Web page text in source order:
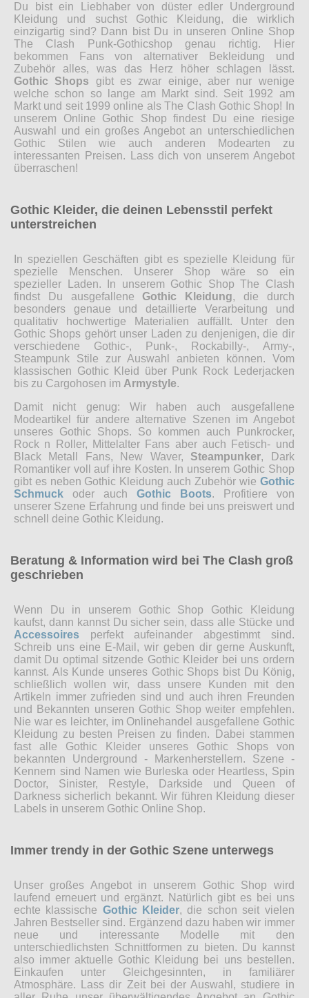
Du bist ein Liebhaber von düster edler Underground
Kleidung und suchst Gothic Kleidung, die wirklich
einzigartig sind? Dann bist Du in unseren Online Shop
The Clash Punk-Gothicshop genau richtig. Hier
bekommen Fans von alternativer Bekleidung und
Zubehör alles, was das Herz höher schlagen lässt.
Gothic Shops gibt es zwar einige, aber nur wenige
welche schon so lange am Markt sind. Seit 1992 am
Markt und seit 1999 online als The Clash Gothic Shop! In
unserem Online Gothic Shop findest Du eine riesige
Auswahl und ein großes Angebot an unterschiedlichen
Gothic Stilen wie auch anderen Modearten zu
interessanten Preisen. Lass dich von unserem Angebot
überraschen!
Gothic Kleider, die deinen Lebensstil perfekt
unterstreichen
In speziellen Geschäften gibt es spezielle Kleidung für
spezielle Menschen. Unserer Shop wäre so ein
spezieller Laden. In unserem Gothic Shop The Clash
findst Du ausgefallene Gothic Kleidung, die durch
besonders genaue und detaillierte Verarbeitung und
qualitativ hochwertige Materialien auffällt. Unter den
Gothic Shops gehört unser Laden zu denjenigen, die dir
verschiedene Gothic-, Punk-, Rockabilly-, Army-,
Steampunk Stile zur Auswahl anbieten können. Vom
klassischen Gothic Kleid über Punk Rock Lederjacken
bis zu Cargohosen im Armystyle.
Damit nicht genug: Wir haben auch ausgefallene
Modeartikel für andere alternative Szenen im Angebot
unseres Gothic Shops. So kommen auch Punkrocker,
Rock n Roller, Mittelalter Fans aber auch Fetisch- und
Black Metall Fans, New Waver, Steampunker, Dark
Romantiker voll auf ihre Kosten. In unserem Gothic Shop
gibt es neben Gothic Kleidung auch Zubehör wie Gothic
Schmuck oder auch Gothic Boots. Profitiere von
unserer Szene Erfahrung und finde bei uns preiswert und
schnell deine Gothic Kleidung.
Beratung & Information wird bei The Clash groß
geschrieben
Wenn Du in unserem Gothic Shop Gothic Kleidung
kaufst, dann kannst Du sicher sein, dass alle Stücke und
Accessoires perfekt aufeinander abgestimmt sind.
Schreib uns eine E-Mail, wir geben dir gerne Auskunft,
damit Du optimal sitzende Gothic Kleider bei uns ordern
kannst. Als Kunde unseres Gothic Shops bist Du König,
schließlich wollen wir, dass unsere Kunden mit den
Artikeln immer zufrieden sind und auch ihren Freunden
und Bekannten unseren Gothic Shop weiter empfehlen.
Nie war es leichter, im Onlinehandel ausgefallene Gothic
Kleidung zu besten Preisen zu finden. Dabei stammen
fast alle Gothic Kleider unseres Gothic Shops von
bekannten Underground - Markenherstellern. Szene -
Kennern sind Namen wie Burleska oder Heartless, Spin
Doctor, Sinister, Restyle, Darkside und Queen of
Darkness sicherlich bekannt. Wir führen Kleidung dieser
Labels in unserem Gothic Online Shop.
Immer trendy in der Gothic Szene unterwegs
Unser großes Angebot in unserem Gothic Shop wird
laufend erneuert und ergänzt. Natürlich gibt es bei uns
echte klassische Gothic Kleider, die schon seit vielen
Jahren Bestseller sind. Ergänzend dazu haben wir immer
neue und interessante Modelle mit den
unterschiedlichsten Schnittformen zu bieten. Du kannst
also immer aktuelle Gothic Kleidung bei uns bestellen.
Einkaufen unter Gleichgesinnten, in familiärer
Atmosphäre. Lass dir Zeit bei der Auswahl, studiere in